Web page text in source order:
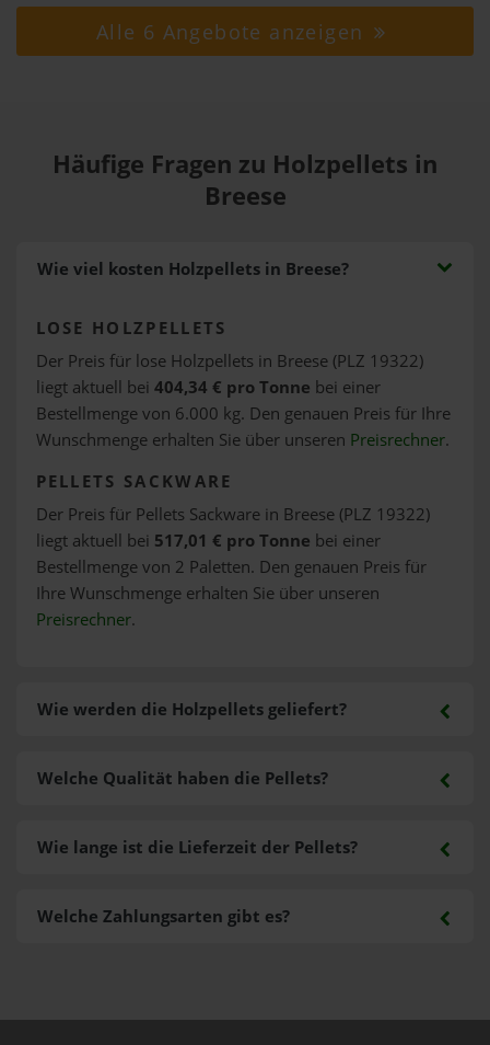
Alle 6 Angebote anzeigen
Häufige Fragen zu Holzpellets in
Breese
Wie viel kosten Holzpellets in Breese?
LOSE HOLZPELLETS
Der Preis für lose Holzpellets in Breese (PLZ 19322)
liegt aktuell bei 404,34 € pro Tonne bei einer
Bestellmenge von 6.000 kg. Den genauen Preis für Ihre
Wunschmenge erhalten Sie über unseren Preisrechner.
PELLETS SACKWARE
Der Preis für Pellets Sackware in Breese (PLZ 19322)
liegt aktuell bei 517,01 € pro Tonne bei einer
Bestellmenge von 2 Paletten. Den genauen Preis für
Ihre Wunschmenge erhalten Sie über unseren
Preisrechner.
Wie werden die Holzpellets geliefert?
Welche Zahlungsarten gibt es?
Welche Qualität haben die Pellets?
Wie lange ist die Lieferzeit der Pellets?